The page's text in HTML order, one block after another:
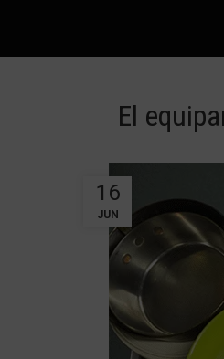
El
16
JUN